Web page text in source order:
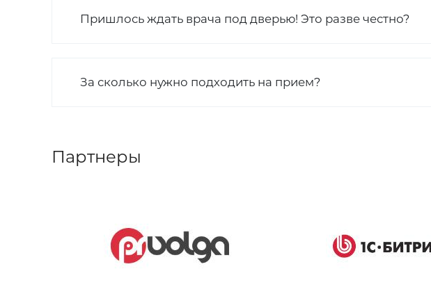
Пришлось ждать врача под дверью! Это разве честно?
За сколько нужно подходить на прием?
Партнеры